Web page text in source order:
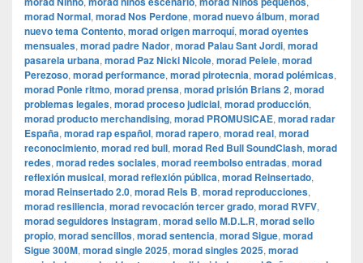
morad Normal, morad Nos Perdone, morad nuevo álbum, morad
nuevo tema Contento, morad origen marroquí, morad oyentes
mensuales, morad padre Nador, morad Palau Sant Jordi, morad
pasarela urbana, morad Paz Nicki Nicole, morad Pelele, morad
Perezoso, morad performance, morad pirotecnia, morad polémicas,
morad Ponle ritmo, morad prensa, morad prisión Brians 2, morad
problemas legales, morad proceso judicial, morad producción,
morad producto merchandising, morad PROMUSICAE, morad radar
España, morad rap español, morad rapero, morad real, morad
reconocimiento, morad red bull, morad Red Bull SoundClash, morad
redes, morad redes sociales, morad reembolso entradas, morad
reflexión musical, morad reflexión pública, morad Reinsertado,
morad Reinsertado 2.0, morad Rels B, morad reproducciones,
morad resiliencia, morad revocación tercer grado, morad RVFV,
morad seguidores Instagram, morad sello M.D.L.R, morad sello
propio, morad sencillos, morad sentencia, morad Sigue, morad
Sigue 300M, morad single 2025, morad singles 2025, morad